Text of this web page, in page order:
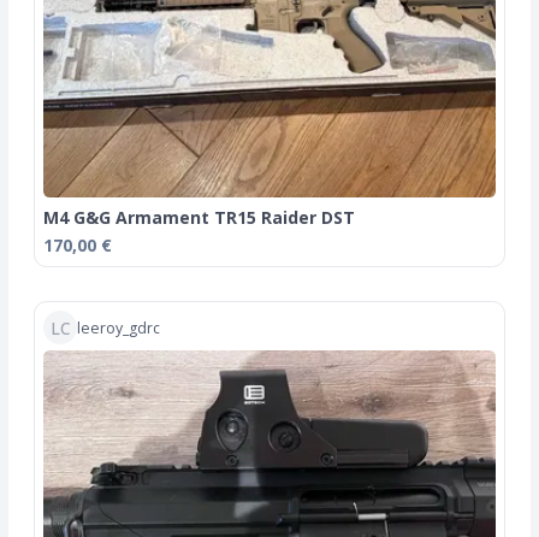
M4 G&G Armament TR15 Raider DST
170,00 €
LC leeroy_gdrc